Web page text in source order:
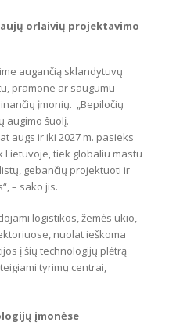
orlaivių projektavimo
augančią sklandytuvų
pramone ar saugumu
įmonių. „Bepiločių
augimo šuolį.
augs ir iki 2027 m. pasieks
Lietuvoje, tiek globaliu mastu
gebančių projektuoti ir
– sako jis.
logistikos, žemės ūkio,
nuolat ieškoma
į šių technologijų plėtrą
tyrimų centrai,
įmonėse